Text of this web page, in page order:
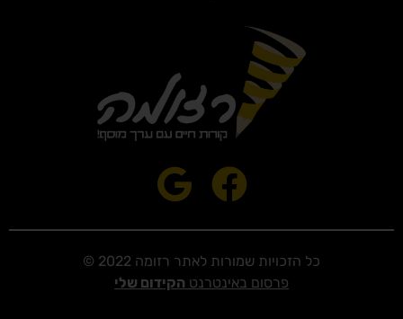
כל הזכויות שמורות לאתר רזומה 2022 ©
פרסום באינטרנט הקידום שלי